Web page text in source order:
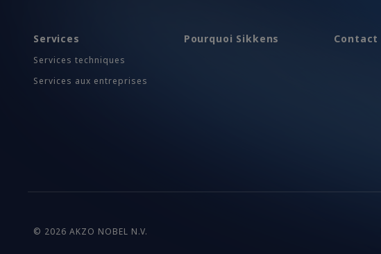
Services
Services techniques
Services aux entreprises
Pourquoi Sikkens Contact
© 2026 AKZO NOBEL N.V.